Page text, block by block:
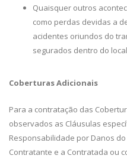
Quaisquer outros
como perdas devidas a
acidentes oriundos do
segurados dentro do
Coberturas Adicionais
Para a contratação das
observados as Cláusulas
Responsabilidade por Danos
Contratante e a Contratada ou